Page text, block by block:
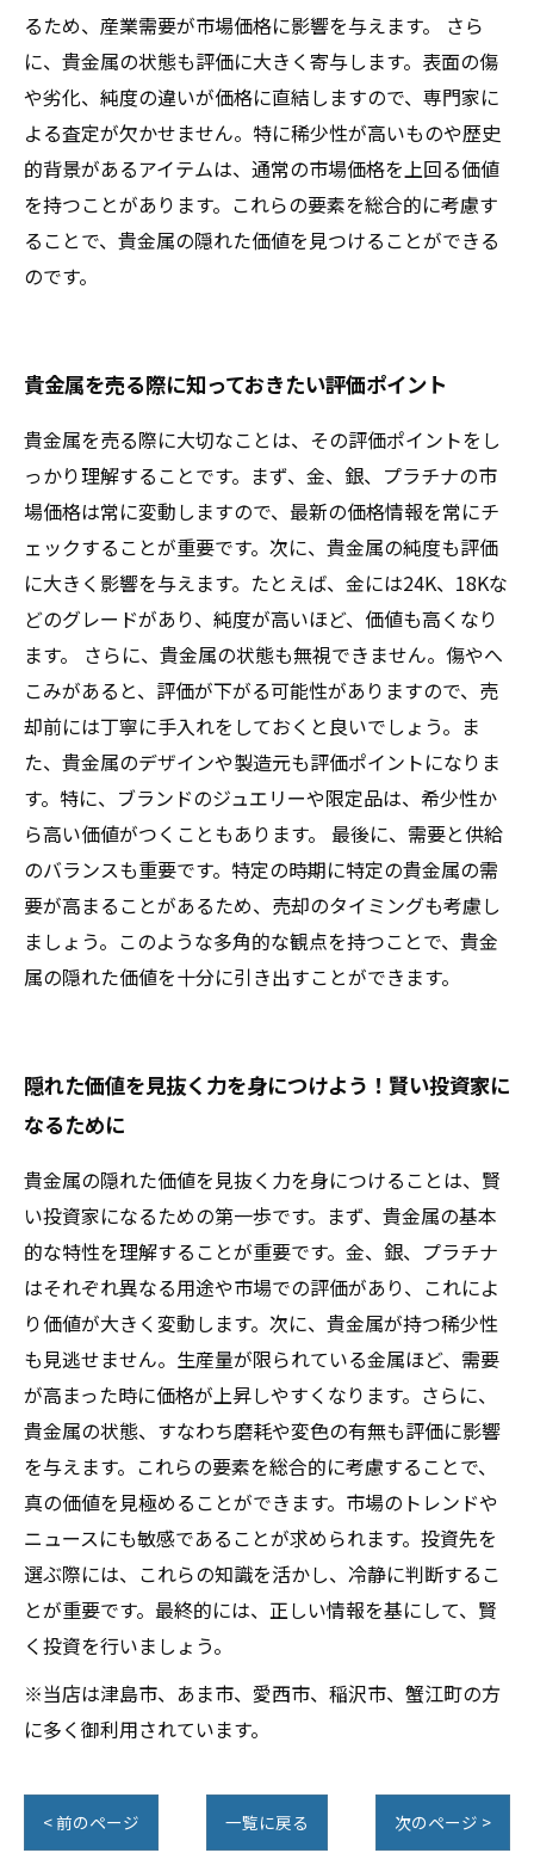
るため、産業需要が市場価格に影響を与えます。 さら
に、貴金属の状態も評価に大きく寄与します。表面の傷
や劣化、純度の違いが価格に直結しますので、専門家に
よる査定が欠かせません。特に稀少性が高いものや歴史
的背景があるアイテムは、通常の市場価格を上回る価値
を持つことがあります。これらの要素を総合的に考慮す
ることで、貴金属の隠れた価値を見つけることができる
のです。
貴金属を売る際に知っておきたい評価ポイント
貴金属を売る際に大切なことは、その評価ポイントをし
っかり理解することです。まず、金、銀、プラチナの市
場価格は常に変動しますので、最新の価格情報を常にチ
ェックすることが重要です。次に、貴金属の純度も評価
に大きく影響を与えます。たとえば、金には24K、18Kな
どのグレードがあり、純度が高いほど、価値も高くなり
ます。 さらに、貴金属の状態も無視できません。傷やへ
こみがあると、評価が下がる可能性がありますので、売
却前には丁寧に手入れをしておくと良いでしょう。ま
た、貴金属のデザインや製造元も評価ポイントになりま
す。特に、ブランドのジュエリーや限定品は、希少性か
ら高い価値がつくこともあります。 最後に、需要と供給
のバランスも重要です。特定の時期に特定の貴金属の需
要が高まることがあるため、売却のタイミングも考慮し
ましょう。このような多角的な観点を持つことで、貴金
属の隠れた価値を十分に引き出すことができます。
隠れた価値を見抜く力を身につけよう！賢い投資家に
なるために
貴金属の隠れた価値を見抜く力を身につけることは、賢
い投資家になるための第一歩です。まず、貴金属の基本
的な特性を理解することが重要です。金、銀、プラチナ
はそれぞれ異なる用途や市場での評価があり、これによ
り価値が大きく変動します。次に、貴金属が持つ稀少性
も見逃せません。生産量が限られている金属ほど、需要
が高まった時に価格が上昇しやすくなります。さらに、
貴金属の状態、すなわち磨耗や変色の有無も評価に影響
を与えます。これらの要素を総合的に考慮することで、
真の価値を見極めることができます。市場のトレンドや
ニュースにも敏感であることが求められます。投資先を
選ぶ際には、これらの知識を活かし、冷静に判断するこ
とが重要です。最終的には、正しい情報を基にして、賢
く投資を行いましょう。
※当店は津島市、あま市、愛西市、稲沢市、蟹江町の方
に多く御利用されています。
< 前のページ 一覧に戻る 次のページ >